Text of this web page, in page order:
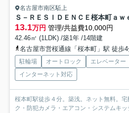
名古屋市南区駈上
Ｓ－ＲＥＳＩＤＥＮＣＥ桜本町ａｗ
13.1万円 管理/共益費10,000円
42.46㎡ (1LDK) /築1年 /14階建
名古屋市営桜通線「桜本町」駅 徒歩
駐輪場 オートロック エレベーター
インターネット対応
桜本町駅徒歩４分。築浅。ネット無料。
ク・防犯カメラ・エアコン・システムキ